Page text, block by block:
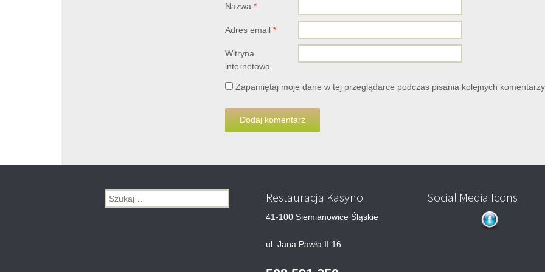
Nazwa *
Adres email *
Witryna
internetowa
Zapamiętaj moje dane w tej przeglądarce podczas pisania kolejnych
Szukaj: Restauracja Kasyno
41-100 Siemianowice Śląskie
ul. Jana Pawła II 16
Social Media Icons